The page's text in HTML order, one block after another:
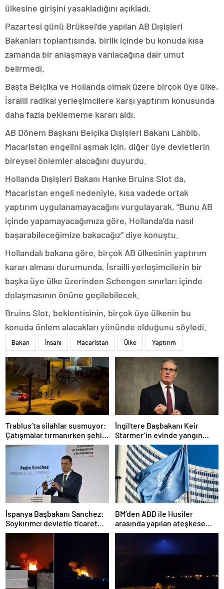
ülkesine girişini yasakladığını açıkladı.
Pazartesi günü Brüksel’de yapılan AB Dışişleri
Bakanları toplantısında, birlik içinde bu konuda kısa
zamanda bir anlaşmaya varılacağına dair umut
belirmedi.
Başta Belçika ve Hollanda olmak üzere birçok üye ülke,
İsrailli radikal yerleşimcilere karşı yaptırım konusunda
daha fazla beklememe kararı aldı.
AB Dönem Başkanı Belçika Dışişleri Bakanı Lahbib,
Macaristan engelini aşmak için, diğer üye devletlerin
bireysel önlemler alacağını duyurdu.
Hollanda Dışişleri Bakanı Hanke Bruins Slot da,
Macaristan engeli nedeniyle, kısa vadede ortak
yaptırım uygulanamayacağını vurgulayarak, “Bunu AB
içinde yapamayacağımıza göre, Hollanda’da nasıl
başarabileceğimize bakacağız” diye konuştu.
Hollandalı bakana göre, birçok AB ülkesinin yaptırım
kararı alması durumunda, İsrailli yerleşimcilerin bir
başka üye ülke üzerinden Schengen sınırları içinde
dolaşmasının önüne geçilebilecek.
Bruins Slot, beklentisinin, birçok üye ülkenin bu
konuda önlem alacakları yönünde olduğunu söyledi.
Bakan İnsanı Macaristan Ülke Yaptırım
Trablus’ta silahlar susmuyor:
Çatışmalar tırmanırken şehir
alarmda
İngiltere Başbakanı Keir
Starmer’in evinde yangın
çıktı
İspanya Başbakanı Sanchez:
Soykırımcı devletle ticaret
yapmayız
BM’den ABD ile Husiler
arasında yapılan ateşkese
ilişkin değerlendirme